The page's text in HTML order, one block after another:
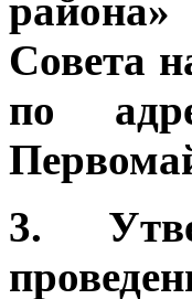
района»
Совета
по
3.